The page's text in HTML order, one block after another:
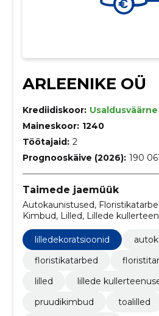
ARLEENIKE OÜ
Krediidiskoor: Usaldusväärne
Maineskoor: 1240
Töötajaid: 2
Prognooskäive (2026): 190
Taimede jaemüük
Autokaunistused,
Kimbud, Lilled, Lillede
lilledekoratsioonid, lilleseaded,
lilledekoratsioonid
floristikatarbed
lilled
lillede
pruudikimbud
toalilled